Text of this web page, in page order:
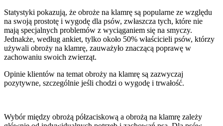
Statystyki pokazują, że obroże na klamrę są popularne ze względu
na swoją prostotę i wygodę dla psów, zwłaszcza tych, które nie
mają specjalnych problemów z wyciąganiem się na smyczy.
Jednakże, według ankiet, tylko około 50% właścicieli psów, którzy
używali obroży na klamrę, zauważyło znaczącą poprawę w
zachowaniu swoich zwierząt.
Opinie klientów na temat obroży na klamrę są zazwyczaj
pozytywne, szczególnie jeśli chodzi o wygodę i trwałość.
Wybór między obrożą półzaciskową a obrożą na klamrę zależy